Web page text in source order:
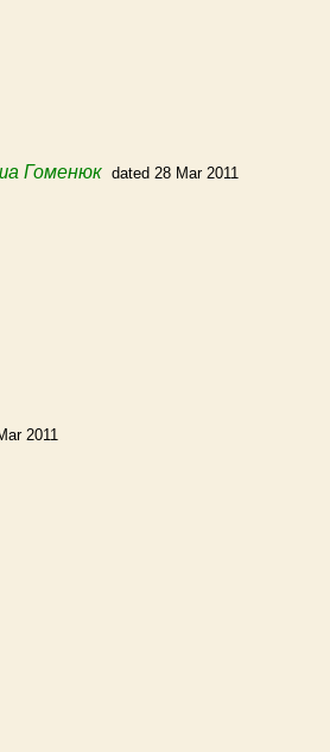
Гоменюк dated 28 Mar 2011
2011